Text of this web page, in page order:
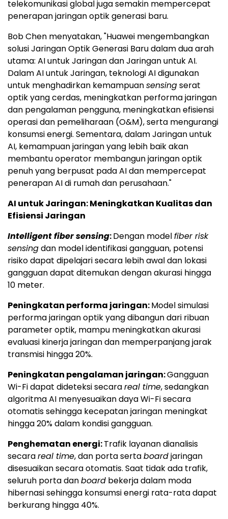
telekomunikasi global juga semakin mempercepat
penerapan jaringan optik generasi baru.
Bob Chen menyatakan, "Huawei mengembangkan
solusi Jaringan Optik Generasi Baru dalam dua arah
utama: AI untuk Jaringan dan Jaringan untuk AI.
Dalam AI untuk Jaringan, teknologi AI digunakan
untuk menghadirkan kemampuansensingserat
optik yang cerdas, meningkatkan performa jaringan
dan pengalaman pengguna, meningkatkan efisiensi
operasi dan pemeliharaan (O&M), serta mengurangi
konsumsi energi. Sementara, dalam Jaringan untuk
AI, kemampuan jaringan yang lebih baik akan
membantu operator membangun jaringan optik
penuh yang berpusat pada AI dan mempercepat
penerapan AI di rumah dan perusahaan."
AI untuk Jaringan: Meningkatkan Kualitas dan
Efisiensi Jaringan
Intelligent fiber sensing:Dengan modelfiber risk
sensingdan model identifikasi gangguan, potensi
risiko dapat dipelajari secara lebih awal dan lokasi
gangguan dapat ditemukan dengan akurasi hingga
10 meter.
Peningkatan performa jaringan:Model simulasi
performa jaringan optik yang dibangun dari ribuan
parameter optik, mampu meningkatkan akurasi
evaluasi kinerja jaringan dan memperpanjang jarak
transmisi hingga 20%.
Peningkatan pengalaman jaringan:Gangguan
Wi-Fi dapat dideteksi secarareal time, sedangkan
algoritma AI menyesuaikan daya Wi-Fi secara
otomatis sehingga kecepatan jaringan meningkat
hingga 20% dalam kondisi gangguan.
Penghematan energi:Trafik layanan dianalisis
secarareal time, dan porta sertaboardjaringan
disesuaikan secara otomatis. Saat tidak ada trafik,
seluruh porta danboard bekerja dalam moda
hibernasi sehingga konsumsi energi rata-rata dapat
berkurang hingga 40%.